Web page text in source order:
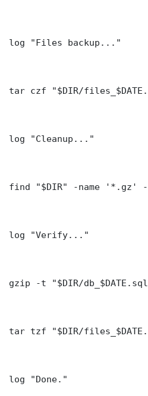
log "Files backup..."
tar czf "$DIR/
log "Cleanup..."
find "$DIR" -name '*.gz' -
log "Verify..."
gzip -t "$DIR/
tar tzf "$DIR/
log "Done."